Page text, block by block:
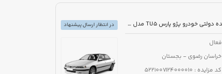
مزایده دولتی خودرو پژو پارس TU5 مدل 1399 رنگ سفید
فعال
خراسان رضوی - بجستان
کد مزایده : 5221007124000010
در انتظار ارسال پیشنهاد